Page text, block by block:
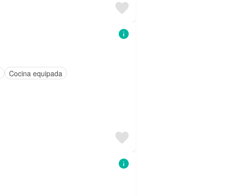
Cocina equipada